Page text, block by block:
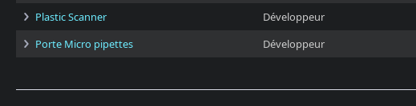
Plastic Scanner
Développeur
Porte Micro pipettes
Développeur